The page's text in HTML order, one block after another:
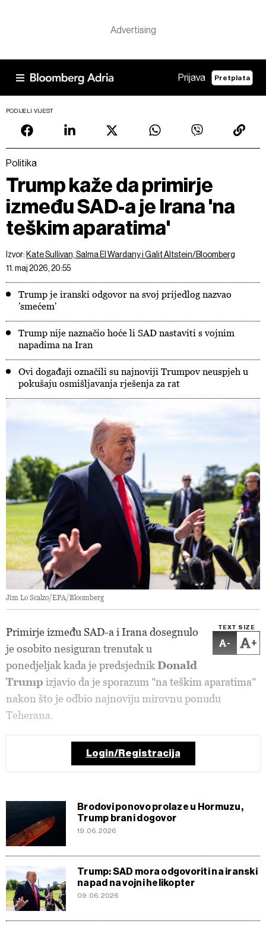
Prijava Pretplata
PODIJELI VIJEST
Politika
Trump kaže da primirje
između SAD-a je Irana 'na
teškim aparatima'
Izvor: Kate Sullivan, Salma El Wardany i Galit Altstein/Bloomberg
11. maj 2026, 20:55
Trump je iranski odgovor na svoj prijedlog nazvao
'smećem'
Trump nije naznačio hoće li SAD nastaviti s vojnim
napadima na Iran
Ovi događaji označili su najnoviji Trumpov neuspjeh u
pokušaju osmišljavanja rješenja za rat
Jim Lo Scalzo/EPA/Bloomberg
TEXT SIZE
- +
Primirje između SAD-a i Irana dosegnulo
je osobito nesiguran trenutak u
ponedjeljak kada je predsjednik Donald
Trump izjavio da je sporazum "na teškim aparatima"
nakon što je odbio najnoviju mirovnu ponudu
Teherana.
Login/Registracija
Brodovi ponovo prolaze u Hormuzu,
Trump brani dogovor
19.06.2026
Trump: SAD mora odgovoriti na iranski
napad na vojni helikopter
09.06.2026